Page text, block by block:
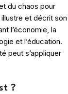
du chaos pour
et décrit son
l’économie, la
et l’éducation.
peut s’appliquer
?